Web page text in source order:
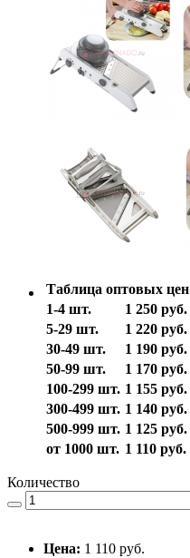
Таблица оптовых цен
1-4 шт.
1 250 руб.
5-29 шт.
1 220 руб.
30-49 шт.
1 190 руб.
50-99 шт.
1 170 руб.
100-299 шт. 1 155 руб.
300-499 шт. 1 140 руб.
500-999 шт. 1 125 руб.
от 1000 шт. 1 110 руб.
Количество
Цена: 1 110 руб.